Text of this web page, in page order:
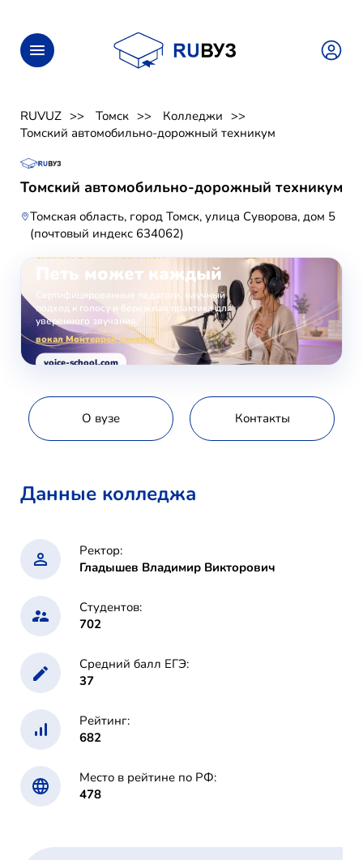
RUVUZ Томск
Колледжи
Томский автомобильно-дорожный техникум
Томский автомобильно-дорожный техникум
Томская область, город Томск, улица Суворова, дом 5
(почтовый индекс 634062)
ОНЛАЙН-ЗАНЯТИЯ ВОКАЛОМ
Петь может каждый
Сертифицированные педагоги, научный
подход к голосу и бережная практика для
уверенного звучания.
вокал Монтеррей занятия
voice-school.com
О вузе Контакты
Данные колледжа
Ректор:
Гладышев Владимир Викторович
Студентов:
702
Средний балл ЕГЭ:
37
Рейтинг:
682
Место в рейтине по РФ:
478